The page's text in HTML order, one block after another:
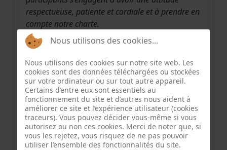
respectueuse, patiente et cordiale et à prendre en
compte notre charte.
Vous pouvez visiter cette page avant de venir
Preparer-sa-venue
Bien entrer par le 16 c'est l'entrée de la cité
scolaire.
S'il vous plait, prenez le temps de nous
prévenir dans le cas où vous ne pouvez
Nous utilisons des cookies...
Nous utilisons des cookies sur notre site web. Les
cookies sont des données téléchargées ou stockées
sur votre ordinateur ou sur tout autre appareil.
Certains d’entre eux sont essentiels au
fonctionnement du site et d’autres nous aident à
améliorer ce site et l’expérience utilisateur (cookies
traceurs). Vous pouvez décider vous-même si vous
autorisez ou non ces cookies. Merci de noter que, si
vous les rejetez, vous risquez de ne pas pouvoir
utiliser l’ensemble des fonctionnalités du site.